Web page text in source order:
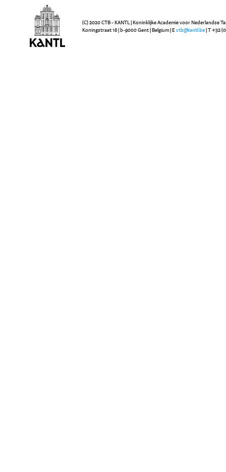
(C) 2020 CTB - KANTL | Koninklijke Academie voor Nederlandse
Koningstraat 18 | b-9000 Gent | Belgium | E ctb@kantl.be | T +32